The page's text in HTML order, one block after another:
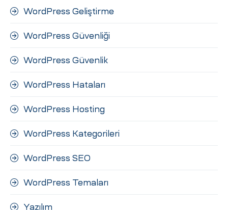
WordPress Geliştirme
WordPress Güvenliği
WordPress Güvenlik
WordPress Hataları
WordPress Hosting
WordPress Kategorileri
WordPress SEO
WordPress Temaları
Yazılım